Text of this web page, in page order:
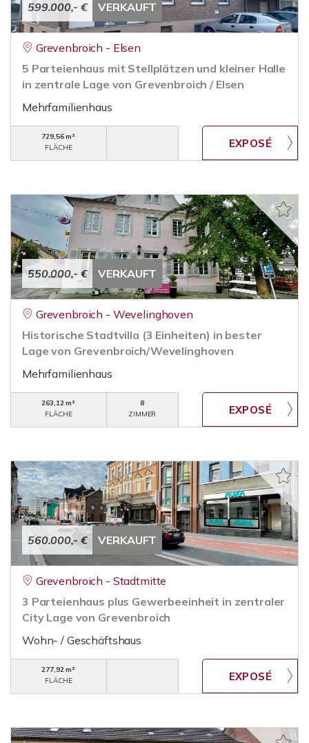
599.000,- € VERKAUFT
Grevenbroich - Elsen
5 Parteienhaus mit Stellplätzen und kleiner Halle
in zentrale Lage von Grevenbroich / Elsen
Mehrfamilienhaus
729,56 m²
FLÄCHE
550.000,- € VERKAUFT
Grevenbroich - Wevelinghoven
Historische Stadtvilla (3 Einheiten) in bester
Lage von Grevenbroich/Wevelinghoven
Mehrfamilienhaus
263,12 m²
FLÄCHE
8
ZIMMER
560.000,- € VERKAUFT
Grevenbroich - Stadtmitte
3 Parteienhaus plus Gewerbeeinheit in zentraler
City Lage von Grevenbroich
Wohn- / Geschäftshaus
277,92 m²
FLÄCHE